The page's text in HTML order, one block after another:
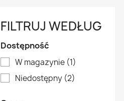
FILTRUJ WEDŁUG
Dostępność
W magazynie (1)
Niedostępny (2)